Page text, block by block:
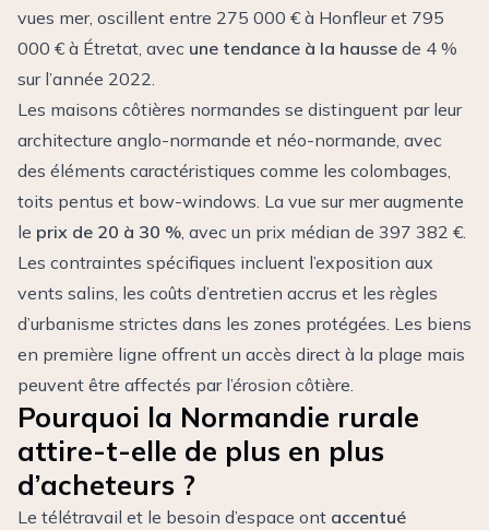
vues mer, oscillent entre 275 000 € à Honfleur et 795
000 € à Étretat, avec une tendance à la hausse de 4 %
sur l’année 2022.
Les maisons côtières normandes se distinguent par leur
architecture anglo-normande et néo-normande, avec
des éléments caractéristiques comme les colombages,
toits pentus et bow-windows. La vue sur mer augmente
le prix de 20 à 30 %, avec un prix médian de 397 382 €.
Les contraintes spécifiques incluent l’exposition aux
vents salins, les coûts d’entretien accrus et les règles
d’urbanisme strictes dans les zones protégées. Les biens
en première ligne offrent un accès direct à la plage mais
peuvent être affectés par l’érosion côtière.
Pourquoi la Normandie rurale
attire-t-elle de plus en plus
d’acheteurs ?
Le télétravail et le besoin d’espace ont accentué